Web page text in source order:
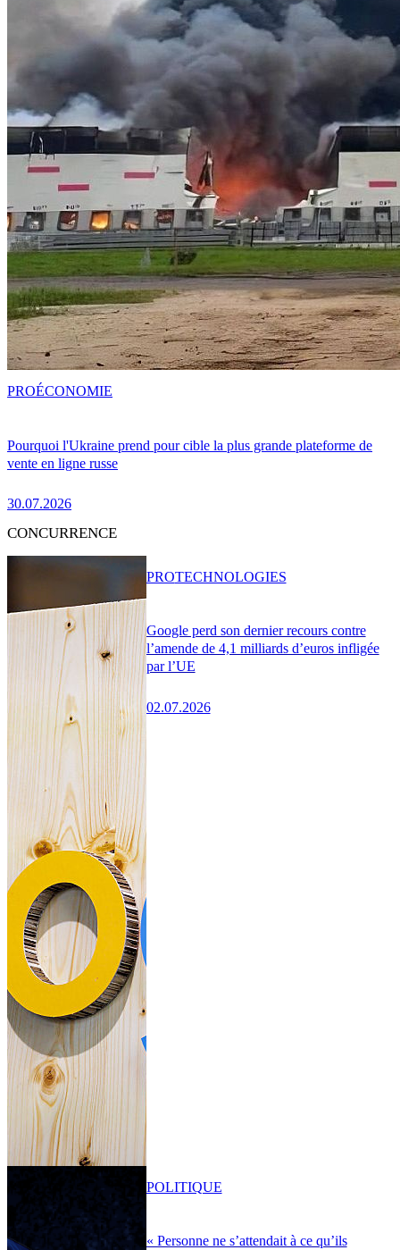
Pourquoi l'Ukraine prend pour cible la plus grande plateforme de
vente en ligne russe
30.07.2026
PROÉCONOMIE
CONCURRENCE
Google perd son dernier recours contre
l’amende de 4,1 milliards d’euros infligée
par l’UE
02.07.2026
PROTECHNOLOGIES
« Personne ne s’attendait à ce qu’ils
POLITIQUE